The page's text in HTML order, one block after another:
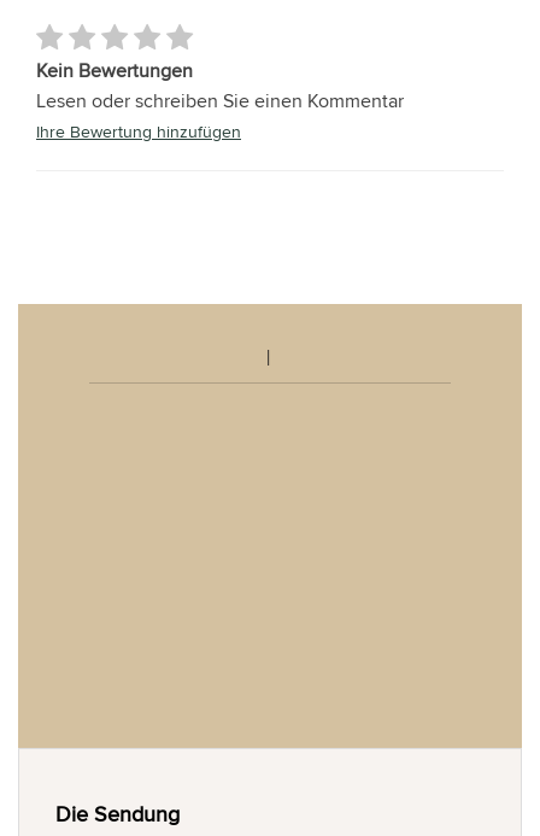
Kein Bewertungen
Lesen oder schreiben Sie einen Kommentar
Ihre Bewertung hinzufügen
Die Sendung